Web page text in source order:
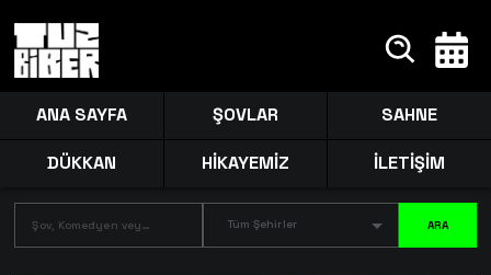
ANA SAYFA ŞOVLAR SAHNE
DÜKKAN HİKAYEMİZ İLETİŞİM
Tüm Şehirler ARA